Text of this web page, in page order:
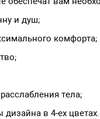
и душ;
комфорта;
тела;
в 4-ех цветах.